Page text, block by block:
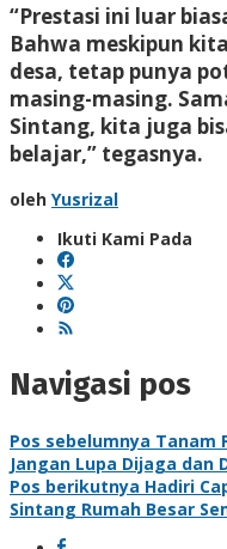
“Prestasi ini luar
Bahwa meskipun
desa, tetap punya
masing-masing.
Sintang, kita juga
belajar,” tegasnya.
oleh Yusrizal
Ikuti Kami Pada
Navigasi pos
Pos sebelumnya Tanam
Jangan Lupa Dijaga dan
Pos berikutnya Hadiri
Sintang Rumah Besar